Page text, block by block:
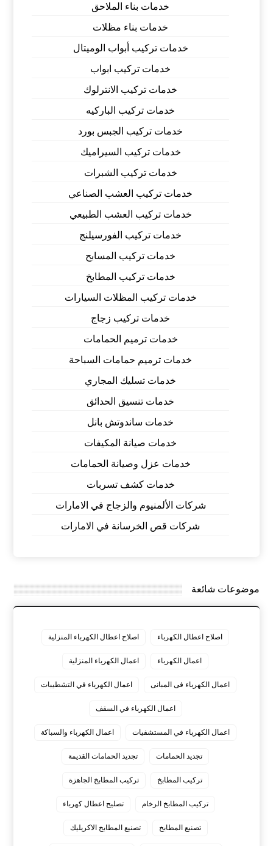
خدمات بناء الملاحق
خدمات بناء مظلات
خدمات تركيب أبواب الوميتال
خدمات تركيب ابواب
خدمات تركيب الانترلوك
خدمات تركيب الباركيه
خدمات تركيب الجبس بورد
خدمات تركيب السيراميك
خدمات تركيب الشبرات
خدمات تركيب العشب الصناعي
خدمات تركيب العشب الطبيعي
خدمات تركيب الفورسيلنج
خدمات تركيب المسابح
خدمات تركيب المطابخ
خدمات تركيب المظلات السيارات
خدمات تركيب زجاج
خدمات ترميم الحمامات
خدمات ترميم حمامات السباحة
خدمات تسليك المجاري
خدمات تنسيق الحدائق
خدمات ساندوتش بانل
خدمات صيانة المكيفات
خدمات عزل وصيانة الحمامات
خدمات كشف تسربات
شركات الألمنيوم والزجاج في الامارات
شركات قص الخرسانة في الامارات
موضوعات شائعة
اصلاح اعطال الكهرباء اصلاح اعطال الكهرباء المنزلية
اعمال الكهرباء اعمال الكهرباء المنزلية
اعمال الكهرباء فى المبانى اعمال الكهرباء في التشطيبات
اعمال الكهرباء في السقف
اعمال الكهرباء في المستشفيات اعمال الكهرباء والسباكة
تجديد الحمامات تجديد الحمامات القديمة
تركيب المطابخ تركيب المطابخ الجاهزة
تركيب المطابخ الرخام تصليح اعطال كهرباء
تصنيع المطابخ تصنيع المطابخ الاكريليك